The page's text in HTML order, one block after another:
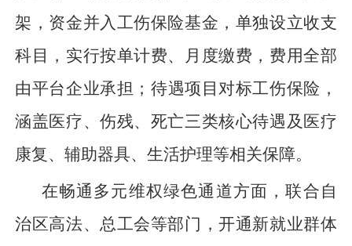
架，资金并入工伤保险基金，单独设立收支
科目，实行按单计费、月度缴费，费用全部
由平台企业承担；待遇项目对标工伤保险，
涵盖医疗、伤残、死亡三类核心待遇及医疗
康复、辅助器具、生活护理等相关保障。
在畅通多元维权绿色通道方面，联合自
治区高法、总工会等部门，开通新就业群体